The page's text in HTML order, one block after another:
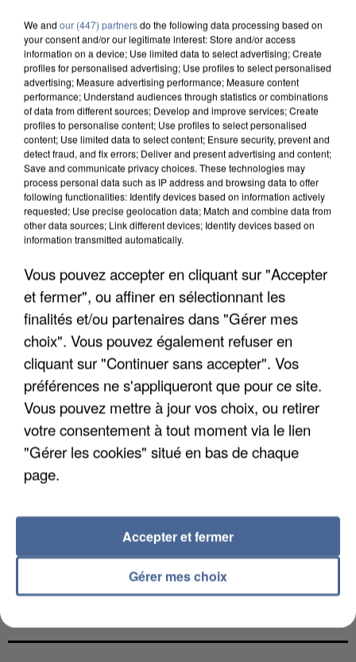
APRÈS TOUTES CES CANICULES, LES REFUGES
DE FAUNE SAUVAGE SONT...
L’UN DES FONDATEURS SUPPOSÉS DE LA DZ
MAFIA INTERPELLÉ EN ALGÉRIE
We and our (447) partnersdo the following data processing based on
your consent and/or our legitimate interest: Store and/or access
information on a device; Use limited data to select advertising; Create
profiles for personalised advertising; Use profiles to select personalised
advertising; Measure advertising performance; Measure content
performance; Understand audiences through statistics or combinations
of data from different sources; Develop and improve services; Create
profiles to personalise content; Use profiles to select personalised
content; Use limited data to select content; Ensure security, prevent and
detect fraud, and fix errors; Deliver and present advertising and content;
Save and communicate privacy choices. These technologies may
process personal data such as IP address and browsing data to offer
following functionalities: Identify devices based on information actively
requested; Use precise geolocation data; Match and combine data from
other data sources; Link different devices; Identify devices based on
information transmitted automatically.
Vous pouvez accepter en cliquant sur "Accepter
et fermer", ou affiner en sélectionnant les
finalités et/ou partenaires dans "Gérer mes
choix". Vous pouvez également refuser en
cliquant sur "Continuer sans accepter". Vos
préférences ne s'appliqueront que pour ce site.
Vous pouvez mettre à jour vos choix, ou retirer
votre consentement à tout moment via le lien
"Gérer les cookies" situé en bas de chaque
page.
Gérer mes choix
Accepter et fermer